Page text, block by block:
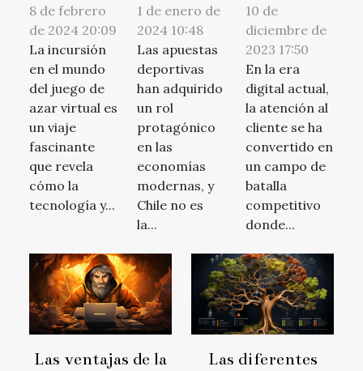
de las
apuestas en
línea en
Belice y la
influencia
del dólar en
el mercado
de juegos
de azar
8 de febrero
de 2024 20:09
La incursión
en el mundo
del juego de
azar virtual es
un viaje
fascinante
que revela
cómo la
tecnología y...
de las
apuestas
deportivas
en la
economía
chilena
1 de enero de
2024 10:48
Las apuestas
deportivas
han adquirido
un rol
protagónico
en las
economías
modernas, y
Chile no es
la...
chatbots
GPT
pueden
mejorar la
atención al
cliente
10 de
diciembre de
2023 17:50
En la era
digital actual,
la atención al
cliente se ha
convertido en
un campo de
batalla
competitivo
donde...
Las ventajas de la
Las diferentes